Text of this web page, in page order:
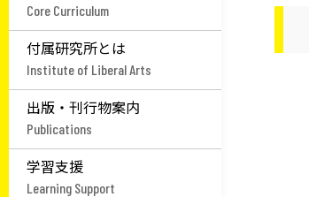
Core Curriculum
付属研究所とは
Institute of Liberal Arts
出版・刊行物案内
Publications
学習支援
Learning Support